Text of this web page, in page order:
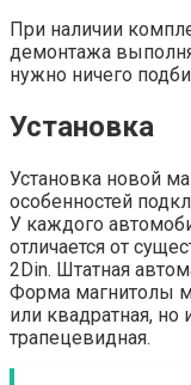
При наличии
демонтажа
нужно ничего
Установка
Установка новой
особенностей
У каждого
отличается от
2Din. Штатная
Форма магнитолы
или квадратная, но
трапецевидная.